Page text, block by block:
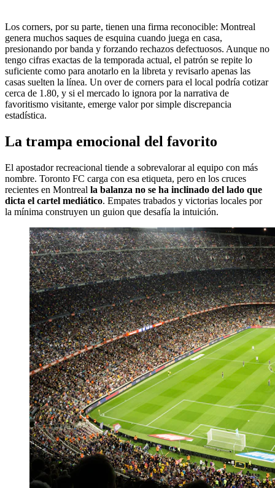
Los corners, por su parte, tienen una firma reconocible: Montreal
genera muchos saques de esquina cuando juega en casa,
presionando por banda y forzando rechazos defectuosos. Aunque no
tengo cifras exactas de la temporada actual, el patrón se repite lo
suficiente como para anotarlo en la libreta y revisarlo apenas las
casas suelten la línea. Un over de corners para el local podría cotizar
cerca de 1.80, y si el mercado lo ignora por la narrativa de
favoritismo visitante, emerge valor por simple discrepancia
estadística.
La trampa emocional del favorito
El apostador recreacional tiende a sobrevalorar al equipo con más
nombre. Toronto FC carga con esa etiqueta, pero en los cruces
recientes en Montreal la balanza no se ha inclinado del lado que
dicta el cartel mediático. Empates trabados y victorias locales por
la mínima construyen un guion que desafía la intuición.